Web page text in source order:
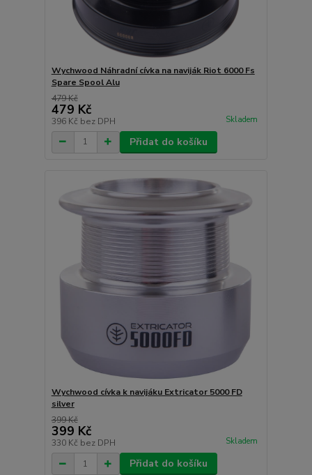
Wychwood Náhradní cívka na naviják Riot 6000 Fs
Spare Spool Alu
479 Kč
479 Kč
396 Kč bez DPH Skladem
Přidat do košíku
Wychwood cívka k navijáku Extricator 5000 FD
silver
399 Kč
399 Kč
330 Kč bez DPH Skladem
Přidat do košíku